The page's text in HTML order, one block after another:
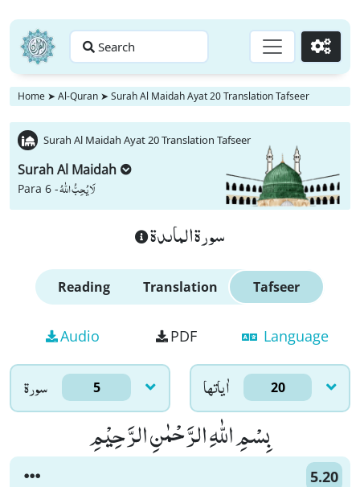
Search Go
Home ➤ Al-Quran ➤ Surah Al Maidah Ayat 20 Translation Tafseer
Surah Al Maidah Ayat 20 Translation Tafseer
Surah Al Maidah
Para 6 -لَا یُحِبُّ اللّٰهُ
سورة الماىدة
Reading Translation Tafseer
Audio PDF Language
سورۃ 5 اٰياتها 20
بِسْمِ اللّٰهِ الرَّحْمٰنِ الرَّحِیْمِ
5.20